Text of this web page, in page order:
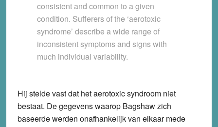
consistent and common to a given
condition. Sufferers of the ‘aerotoxic
syndrome’ describe a wide range of
inconsistent symptoms and signs with
much individual variability.
Hij stelde vast dat het aerotoxic syndroom niet
bestaat. De gegevens waarop Bagshaw zich
baseerde werden onafhankelijk van elkaar mede